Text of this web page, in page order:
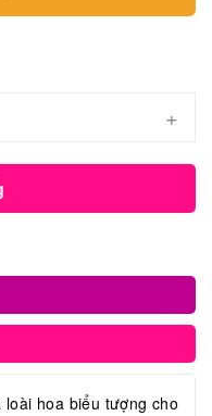
+
hoa biểu tượng cho